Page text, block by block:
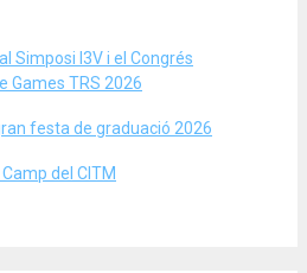
Simposi I3V i el Congrés
Games TRS 2026
festa de graduació 2026
del CITM